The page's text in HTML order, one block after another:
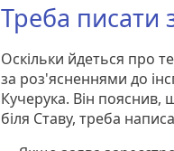
Треба писати
Оскільки йдеться про
за роз'ясненнями до
Кучерука. Він пояснив,
біля Ставу, треба